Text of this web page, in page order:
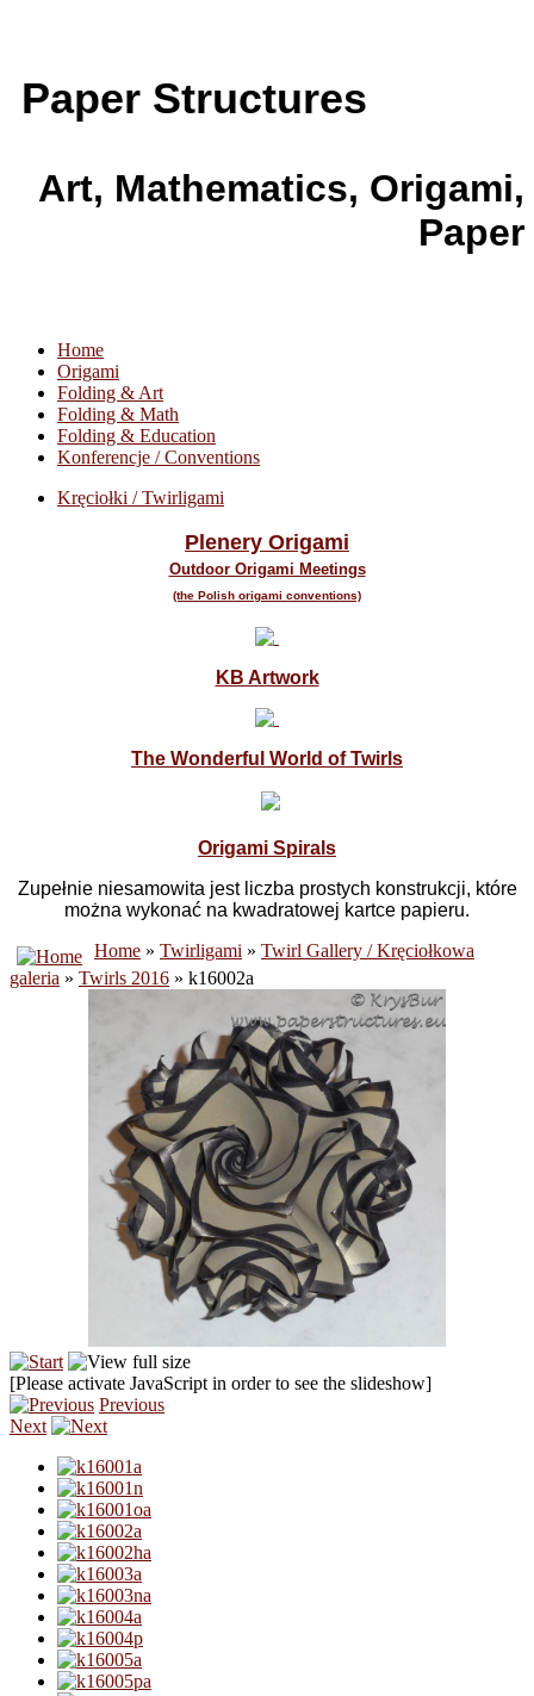
Paper Structures
Art, Mathematics, Origami,
Paper
Home
Origami
Folding & Art
Folding & Math
Folding & Education
Konferencje / Conventions
Kręciołki / Twirligami
Plenery Origami
Outdoor Origami Meetings
(the Polish origami conventions)
KB Artwork
The Wonderful World of Twirls
Origami Spirals
Zupełnie niesamowita jest liczba prostych konstrukcji, które
można wykonać na kwadratowej kartce papieru.
Home » Twirligami » Twirl Gallery / Kręciołkowa
galeria » Twirls 2016 » k16002a
[Please activate JavaScript in order to see the slideshow]
Previous
Next